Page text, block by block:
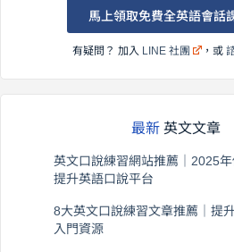
馬上領取免費全英語會話
有疑問？ 加入 LINE 社團 ，或
最新 英文文章
英文口說練習網站推薦｜2025
提升英語口說平台
8大英文口說練習文章推薦｜提
入門資源